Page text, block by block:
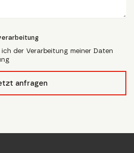
der Verarbeitung meiner Daten
anfragen